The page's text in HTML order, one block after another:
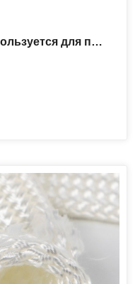
Силиконовая оболочка используется для повышения защиты шлангов и кабелей в суровых условиях эксплуатации.